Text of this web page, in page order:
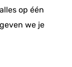
op één
we je